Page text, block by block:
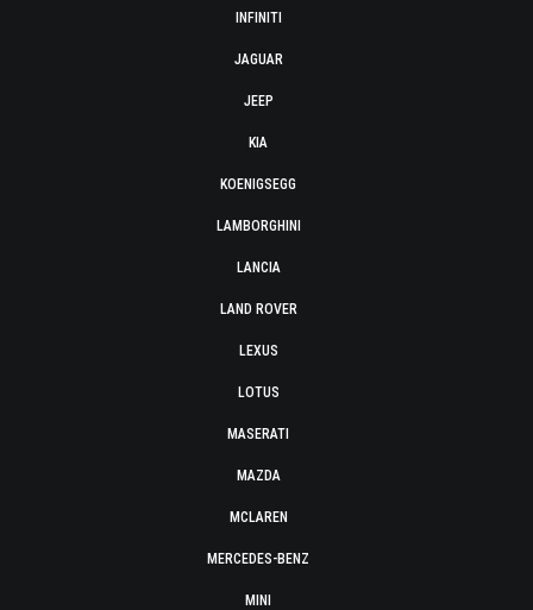
INFINITI
JAGUAR
JEEP
KIA
KOENIGSEGG
LAMBORGHINI
LANCIA
LAND ROVER
LEXUS
LOTUS
MASERATI
MAZDA
MCLAREN
MERCEDES-BENZ
MINI